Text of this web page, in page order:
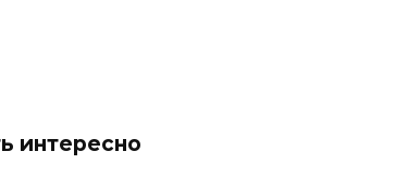
интересно